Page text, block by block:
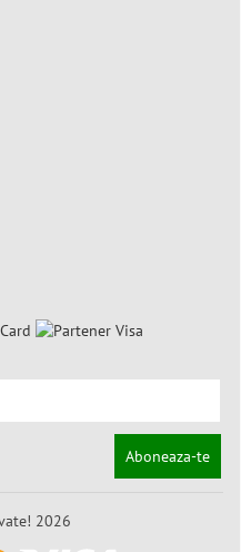
Aboneaza-te
2026